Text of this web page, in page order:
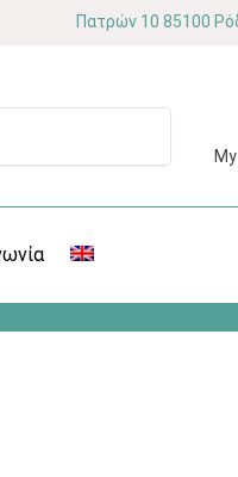
Πατρών 10 85100